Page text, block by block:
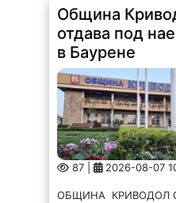
Община
отдава под
в Баурене
87 | 2026-08-07
ОБЩИНА КРИВОДОЛ